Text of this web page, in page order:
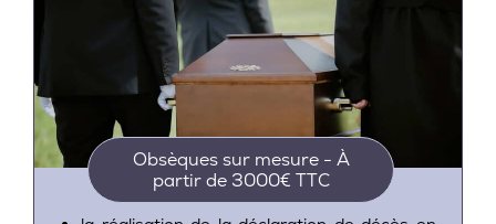
Obsèques sur mesure - À
partir de 3000€ TTC